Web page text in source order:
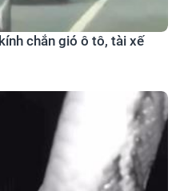
chắn gió ô tô, tài xế